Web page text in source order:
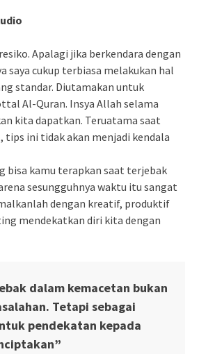
Apalagi jika berkendara dengan
saya cukup terbiasa melakukan hal
standar. Diutamakan untuk
Al-Quran. Insya Allah selama
kita dapatkan. Teruatama saat
tips ini tidak akan menjadi kendala
bisa kamu terapkan saat terjebak
sesungguhnya waktu itu sangat
dengan kreatif, produktif
mendekatkan diri kita dengan
dalam kemacetan bukan
Tetapi sebagai
pendekatan kepada